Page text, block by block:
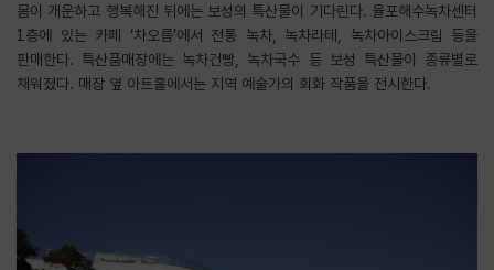
몸이 개운하고 행복해진 뒤에는 보성의 특산물이 기다린다. 율포해수녹차센터
1층에 있는 카페 ‘차오름’에서 전통 녹차, 녹차라테, 녹차아이스크림 등을
판매한다. 특산품매장에는 녹차건빵, 녹차국수 등 보성 특산물이 종류별로
채워졌다. 매장 옆 아트홀에서는 지역 예술가의 회화 작품을 전시한다.